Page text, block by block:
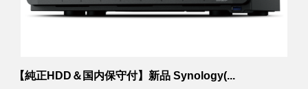
【純正HDD＆国内保守付】新品 Synology(...